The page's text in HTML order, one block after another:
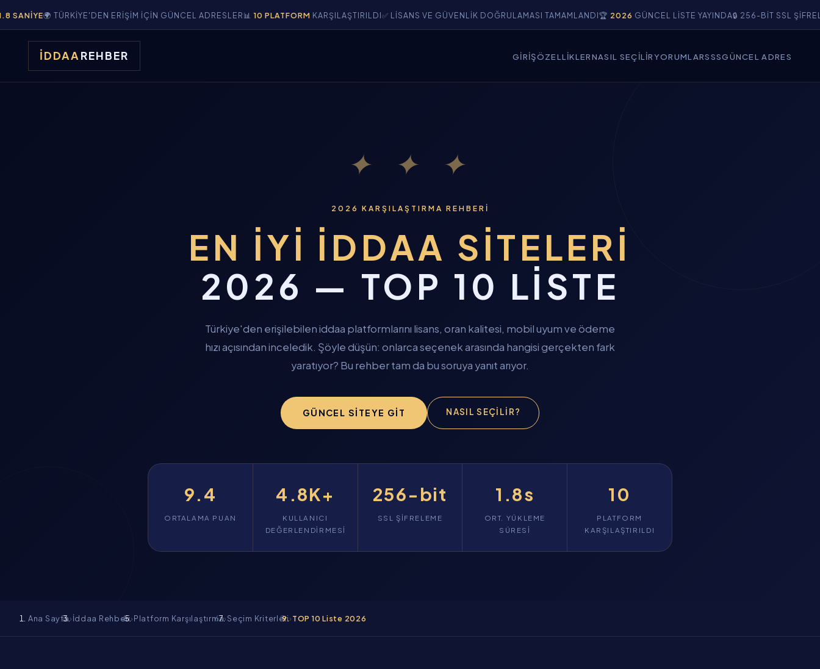
TÜRKIYE'DEN ERIŞIM IÇIN GÜNCEL ADRESLER 📊10 PLATFORMKARŞILAŞTIRILDI✅ LISANS VE GÜVENLIK DOĞRULAMASI TAMAMLANDI🏆2026GÜNCEL LISTE YAYINDA🔒 256-BIT SSL ŞIFRELEME
İDDAA REHBER GIRIŞÖZELLIKLERNASIL SEÇILIRYORUMLARSSSGÜNCEL ADRES
✦ ✦ ✦
2026 KARŞILAŞTIRMA REHBERI
EN İYI İDDAA SITELERI
2026 — TOP 10 LISTE
Türkiye'den erişilebilen iddaa platformlarını lisans, oran kalitesi, mobil uyum ve ödeme
hızı açısından inceledik. Şöyle düşün: onlarca seçenek arasında hangisi gerçekten fark
yaratıyor? Bu rehber tam da bu soruya yanıt arıyor.
GÜNCEL SITEYE GIT NASIL SEÇILIR?
9.4
ORTALAMA PUAN
4.8K+
KULLANICI
DEĞERLENDIRMESI
256-bit
SSL ŞIFRELEME
1.8s
ORT. YÜKLEME
SÜRESI
10
PLATFORM
KARŞILAŞTIRILDI
Ana Sayfa›İddaa Rehberi›Platform Karşılaştırma›Seçim Kriterleri›TOP 10 Liste 2026